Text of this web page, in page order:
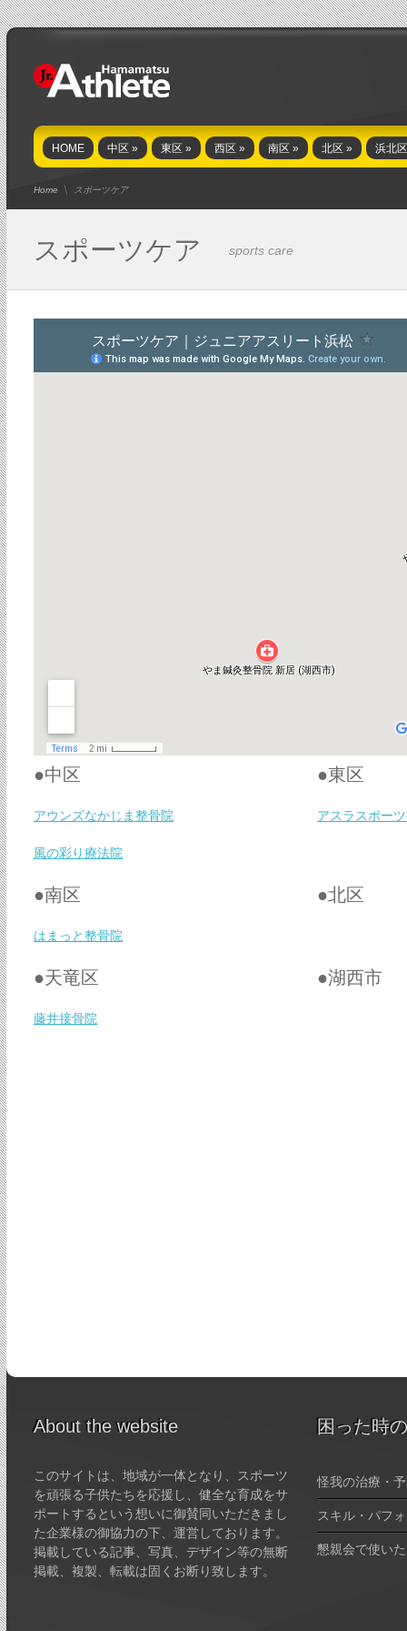
HOME 中区 » 東区 » 西区 » 南区 » 北区 » 浜北区
Home スポーツケア
スポーツケア sports care
●中区
アウンズなかじま整骨院
風の彩り療法院
●東区
アスラスポー
●南区
はまっと整骨院
●北区
●天竜区
藤井接骨院
●湖西市
About the website
このサイトは、地域が一体となり、スポーツ
を頑張る子供たちを応援し、健全な育成をサ
ポートするという想いに御賛同いただきまし
た企業様の御協力の下、運営しております。
掲載している記事、写真、デザイン等の無断
掲載、複製、転載は固くお断り致します。
困った時
怪我の治療・
スキル・パフ
懇親会で使い